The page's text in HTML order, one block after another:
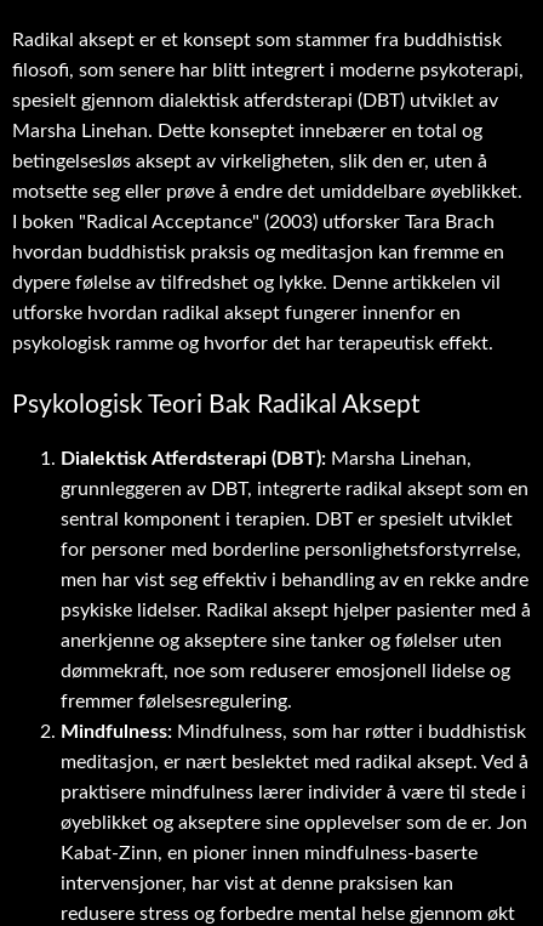
Radikal aksept er et konsept som stammer fra buddhistisk
filosofi, som senere har blitt integrert i moderne psykoterapi,
spesielt gjennom dialektisk atferdsterapi (DBT) utviklet av
Marsha Linehan. Dette konseptet innebærer en total og
betingelsesløs aksept av virkeligheten, slik den er, uten å
motsette seg eller prøve å endre det umiddelbare øyeblikket.
I boken "Radical Acceptance" (2003) utforsker Tara Brach
hvordan buddhistisk praksis og meditasjon kan fremme en
dypere følelse av tilfredshet og lykke. Denne artikkelen vil
utforske hvordan radikal aksept fungerer innenfor en
psykologisk ramme og hvorfor det har terapeutisk effekt.
Psykologisk Teori Bak Radikal Aksept
Dialektisk Atferdsterapi (DBT): Marsha Linehan,
grunnleggeren av DBT, integrerte radikal aksept som en
sentral komponent i terapien. DBT er spesielt utviklet
for personer med borderline personlighetsforstyrrelse,
men har vist seg effektiv i behandling av en rekke andre
psykiske lidelser. Radikal aksept hjelper pasienter med å
anerkjenne og akseptere sine tanker og følelser uten
dømmekraft, noe som reduserer emosjonell lidelse og
fremmer følelsesregulering.
Mindfulness: Mindfulness, som har røtter i buddhistisk
meditasjon, er nært beslektet med radikal aksept. Ved å
praktisere mindfulness lærer individer å være til stede i
øyeblikket og akseptere sine opplevelser som de er. Jon
Kabat-Zinn, en pioner innen mindfulness-baserte
intervensjoner, har vist at denne praksisen kan
redusere stress og forbedre mental helse gjennom økt